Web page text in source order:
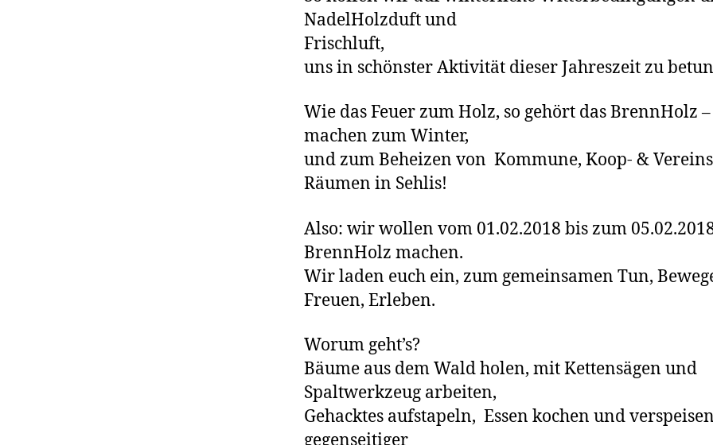
NadelHolzduft und
Frischluft,
uns in schönster Aktivität dieser Jahreszeit zu
Wie das Feuer zum Holz, so gehört das BrennHolz –
machen zum Winter,
und zum Beheizen von Kommune, Koop- &
Räumen in Sehlis!
Also: wir wollen vom 01.02.2018 bis zum
BrennHolz machen.
Wir laden euch ein, zum gemeinsamen Tun,
Freuen, Erleben.
Worum geht’s?
Bäume aus dem Wald holen, mit Kettensägen und
Spaltwerkzeug arbeiten,
Gehacktes aufstapeln, Essen kochen und
gegenseitiger